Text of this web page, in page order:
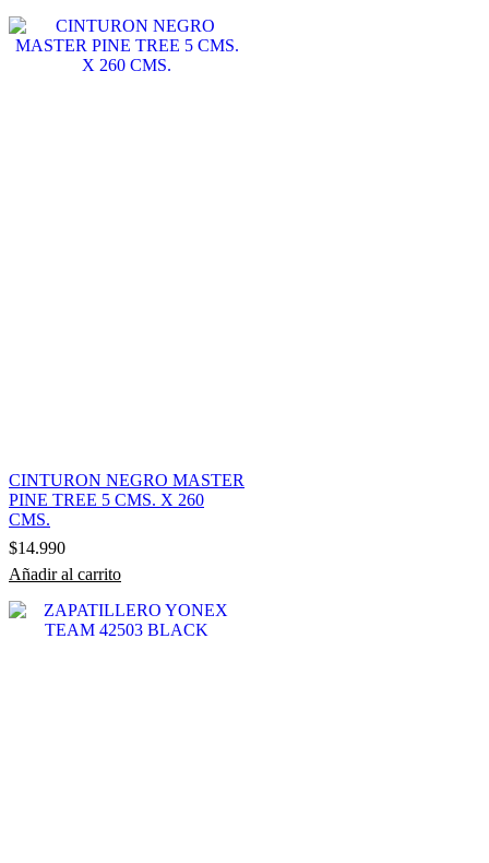
CINTURON NEGRO MASTER
PINE TREE 5 CMS. X 260
CMS.
$14.990
Añadir al carrito